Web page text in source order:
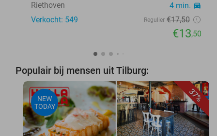
Riethoven 4 min. directions_car
Verkocht: 549 Regulier €17,50
€13,50
Populair bij mensen uit Tilburg:
37%
NEW
TODAY